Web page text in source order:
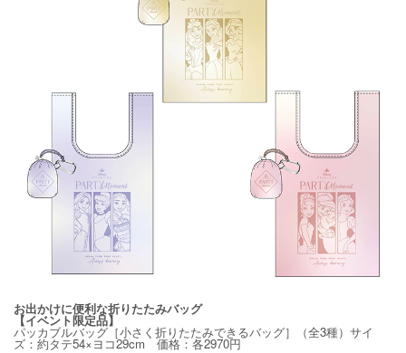
お出かけに便利な折りたたみバッグ
【イベント限定品】
パッカブルバッグ［小さく折りたたみできるバッグ］（全3種）サイ
ズ：約タテ54×ヨコ29cm 価格：各2970円